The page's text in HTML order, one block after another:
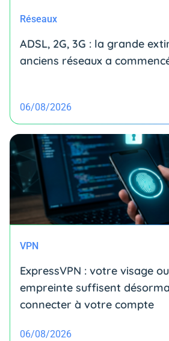
Réseaux
ADSL, 2G, 3G : la grande
anciens réseaux a
06/08/2026
VPN
ExpressVPN : votre visage
empreinte suffisent
connecter à votre compte
06/08/2026